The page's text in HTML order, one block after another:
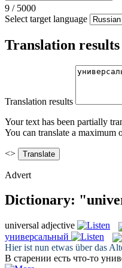
9 / 5000
Select target language
Translation results
Translation results
Your text has been partially
You can translate a maximum
<>
Advert
Dictionary:
universal adjective
универсальный
Hier ist nun etwas über das
В старении есть что-то